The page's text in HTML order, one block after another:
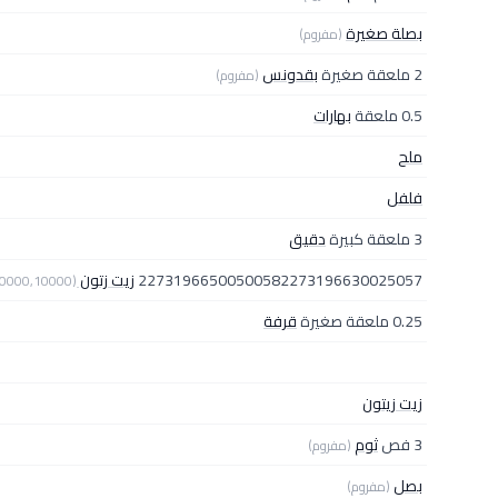
بصلة صغيرة(مفروم)
2 ملعقة صغيرة بقدونس(مفروم)
0.5 ملعقة
بهارات
ملح
فلفل
3 ملعقة كبيرة
دقيق
22731966500500582273196630025057زيت زتون startmodal;
0.25 ملعقة صغيرة قرفة
زيت زيتون
3 فص
ثوم(مفروم)
بصل(مفروم)